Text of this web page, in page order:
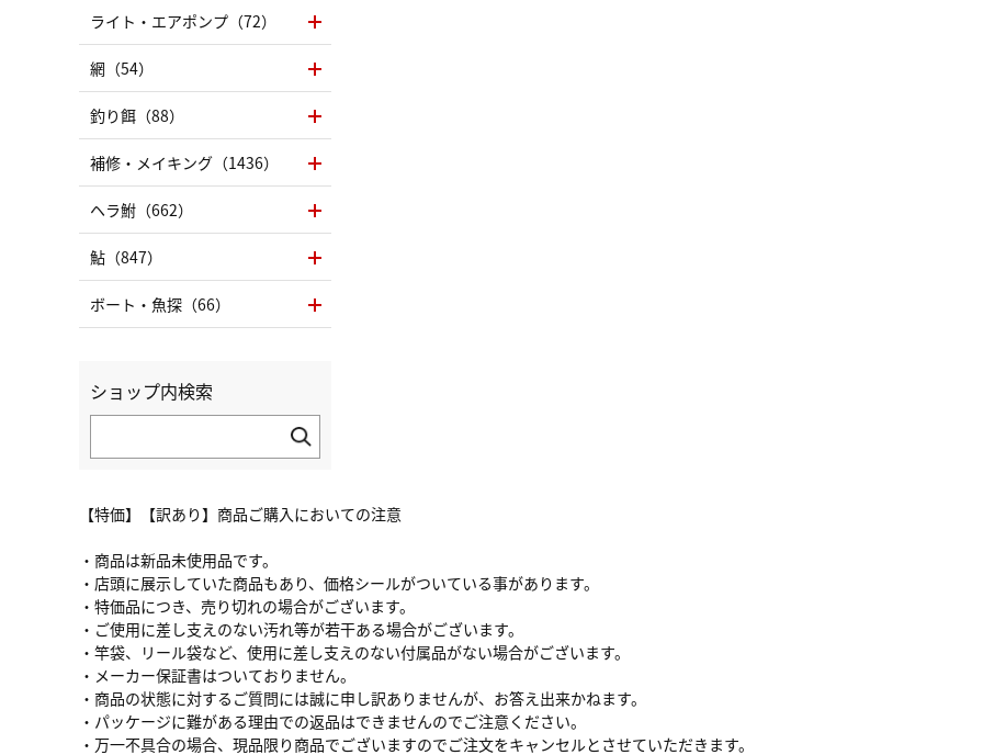
【特価】【訳あり】商品ご購入においての注意
・商品は新品未使用品です。
・店頭に展示していた商品もあり、価格シールがついている事があります。
・特価品につき、売り切れの場合がございます。
・ご使用に差し支えのない汚れ等が若干ある場合がございます。
・竿袋、リール袋など、使用に差し支えのない付属品がない場合がございます。
・メーカー保証書はついておりません。
・商品の状態に対するご質問には誠に申し訳ありませんが、お答え出来かねます。
・パッケージに難がある理由での返品はできませんのでご注意ください。
・万一不具合の場合、現品限り商品でございますのでご注文をキャンセルとさせていただきます。
ライト・エアポンプ（72）
網（54）
釣り餌（88）
補修・メイキング（1436）
ヘラ鮒（662）
鮎（847）
ボート・魚探（66）
ショップ内検索